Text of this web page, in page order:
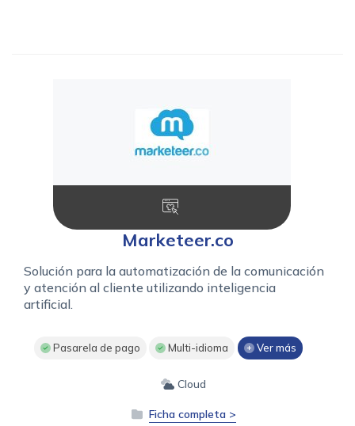
Marketeer.co
Solución para la automatización de la comunicación
y atención al cliente utilizando inteligencia
artificial.
Pasarela de pago Multi-idioma Ver más
Cloud
Ficha completa >